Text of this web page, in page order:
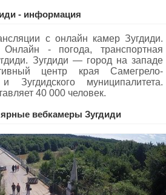
- информация
с онлайн камер Зугдиди.
- погода, транспортная
Зугдиди — город на западе
центр края Самегрело-
Зугдидского муниципалитета.
40 000 человек.
вебкамеры Зугдиди